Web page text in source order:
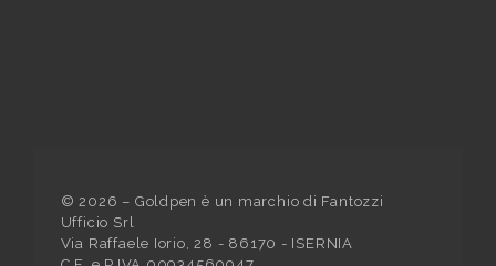
© 2026 – Goldpen è un marchio di Fantozzi
Ufficio Srl
Via Raffaele Iorio, 28 - 86170 - ISERNIA